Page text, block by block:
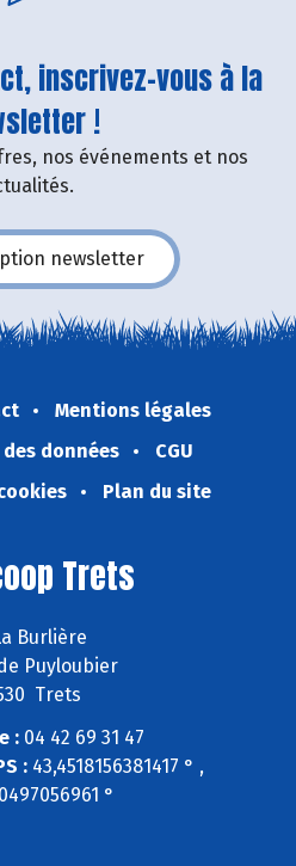
inscrivez-vous à la
!
nos événements et nos
newsletter
Mentions légales
données
CGU
Plan du site
Trets
Burlière
Puyloubier
Trets
: 04 42 69 31 47
: 43,4518156381417 ° ,
°